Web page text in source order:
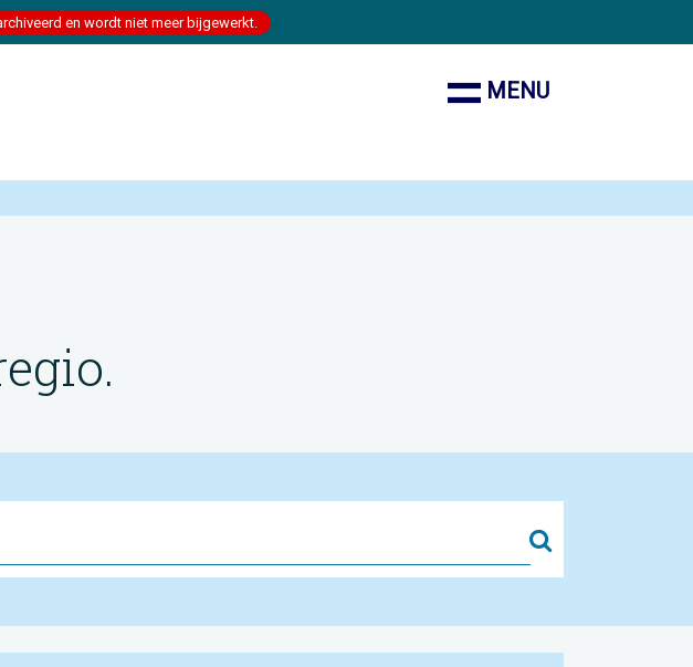
en wordt niet meer bijgewerkt.
MENU
Zoek